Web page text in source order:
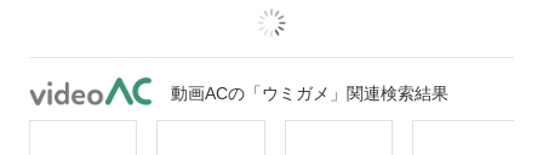
動画ACの「ウミガメ」関連検索結果